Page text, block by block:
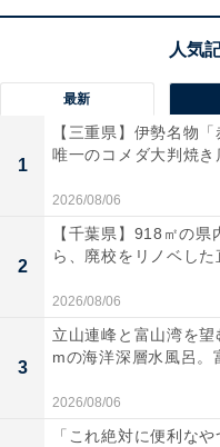
最新
1
【三重県】伊勢名物
唯一のコメダ大判焼
2026/08/06
2
【千葉県】918㎡の
ら、廃校をリノベし
2026/08/06
3
立山連峰と富山湾を
mの海洋深層水風呂。
2026/08/06
「これ絶対に便利な